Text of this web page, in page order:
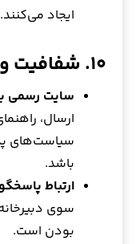
ایجاد می‌کنند.
۱۰. شفافیت و اطلاعات تماس
سایت رسمی
ارسال،
سیاست‌های
باشد.
ارتباط پاسخگو
سوی
بودن است.